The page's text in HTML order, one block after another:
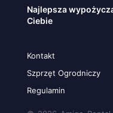
Najlepsza
Ciebie
Kontakt
Szprzęt Ogrodniczy
Regulamin